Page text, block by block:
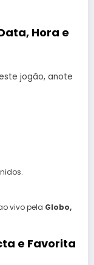
Hora e
jogão, anote
vivo pela Globo,
e Favorita